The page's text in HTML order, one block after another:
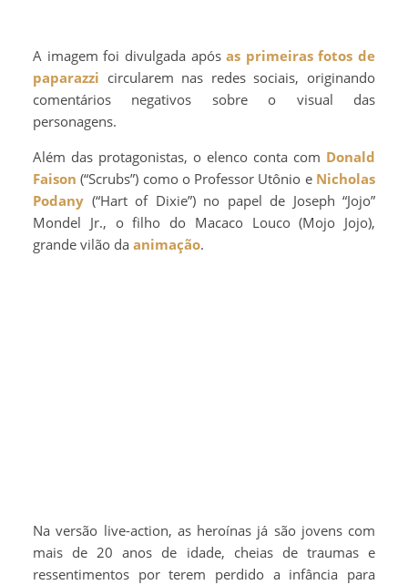
A imagem foi divulgada apósas primeiras fotos de
paparazzi circularem nas redes sociais, originando
comentários negativos sobre o visual das
personagens.
Além das protagonistas, o elenco conta com Donald
Faison (“Scrubs”) como o Professor Utônio e Nicholas
Podany (“Hart of Dixie”) no papel de Joseph “Jojo”
Mondel Jr., o filho do Macaco Louco (Mojo Jojo),
grande vilão da animação.
Na versão live-action, as heroínas já são jovens com
mais de 20 anos de idade, cheias de traumas e
ressentimentos por terem perdido a infância para